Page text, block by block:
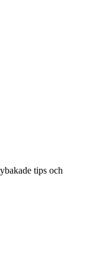
tips och